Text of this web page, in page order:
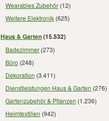
Wearables Zubehör (12)
Weitere Elektronik (625)
Haus & Garten(15.532)
Badezimmer (273)
Büro (248)
Dekoration (3.411)
Dienstleistungen Haus & Garten (276)
Gartenzubehör & Pflanzen (1.236)
Heimtextilien (942)